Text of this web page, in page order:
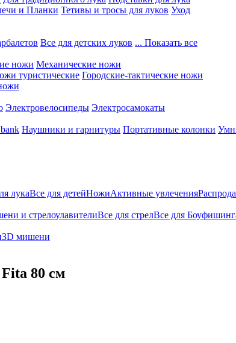
и Планки Тетивы и тросы для луков Уход
Все для детских луков ... Показать все
ножи Механические ножи
туристические Городские-тактические ножи
Электровелосипеды Электросамокаты
Наушники и гарнитуры Портативные колонки
лукаВсе для детейНожиАктивные увлечения
и стрелоулавителиВсе для стрелВсе для
3D мишени
80 см